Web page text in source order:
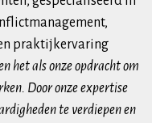
praktijkervaring
het als onze opdracht om
Door onze expertise
te verdiepen en